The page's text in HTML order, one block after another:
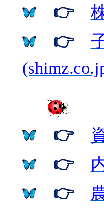
👉
👉
👉
👉
👉